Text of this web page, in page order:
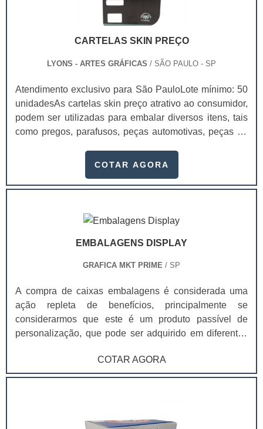
CARTELAS SKIN PREÇO
LYONS - ARTES GRÁFICAS / SÃO PAULO - SP
Atendimento exclusivo para São PauloLote mínimo: 50
unidadesAs cartelas skin preço atrativo ao consumidor,
podem ser utilizadas para embalar diversos itens, tais
como pregos, parafusos, peças automotivas, peças de
velas de aniversário, ferragens e brinquedos vendidos
em diferentes materiais: papel duplex, triplex e a
Com as cartelas skin é.
COTAR AGORA
EMBALAGENS DISPLAY
GRAFICA MKT PRIME / SP
A compra de caixas embalagens é considerada uma
ação repleta de benefícios, principalmente se
considerarmos que este é um produto passível de
personalização, que pode ser adquirido em diferentes
se adequar a diferentes produtos e nichos, dentre os
produtos mais comuns, é possível destacar: Alimentos;
COTAR AGORA